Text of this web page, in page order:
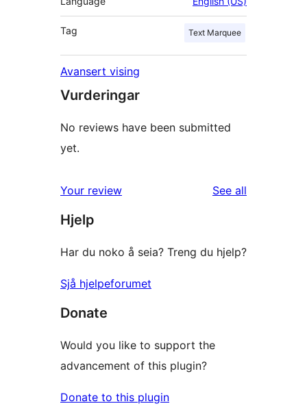
Tag Text Marquee
Avansert vising
Vurderingar
No reviews have been submitted
yet.
Your review See all
Hjelp
Har du noko å seia? Treng du hjelp?
Sjå hjelpeforumet
Donate
Would you like to support the
advancement of this plugin?
Donate to this plugin